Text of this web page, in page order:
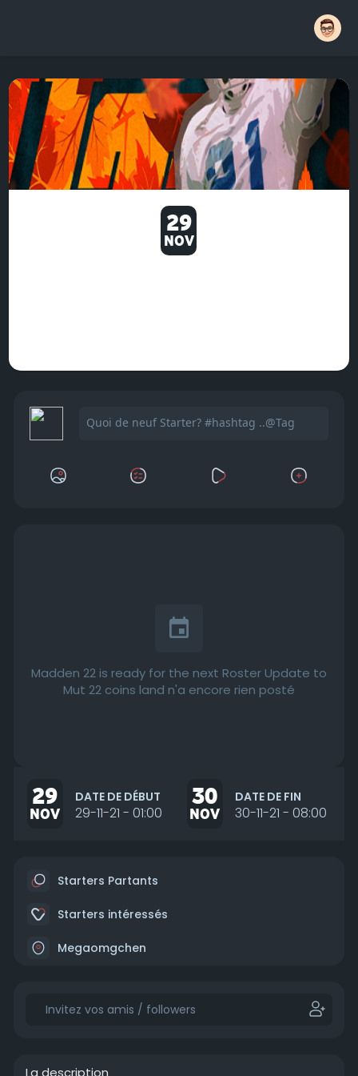
29
NOV
Madden 22 is ready for the next Roster Update to
Mut 22 coins land n'a encore rien posté
29
NOV
DATE DE DÉBUT
29-11-21 - 01:00
30
NOV
DATE DE FIN
30-11-21 - 08:00
Starters Partants
Starters intéressés
Megaomgchen